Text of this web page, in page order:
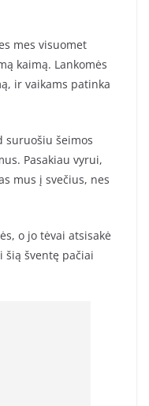
mes visuomet
kaimą. Lankomės
ir vaikams patinka
suruošiu šeimos
Pasakiau vyrui,
mus į svečius, nes
o jo tėvai atsisakė
šią šventę pačiai